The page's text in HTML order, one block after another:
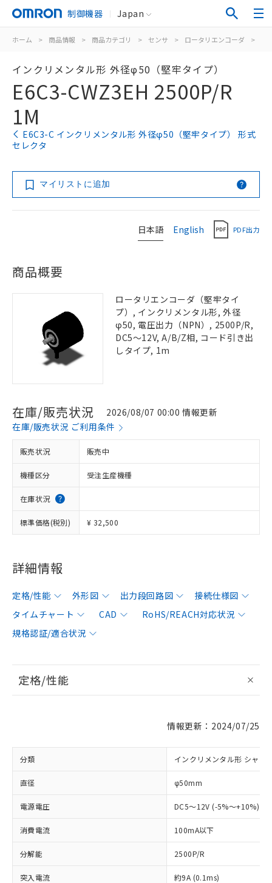
制御機器 Japan
ホーム > 商品情報 > 商品カテゴリ > センサ > ロータリエンコーダ >
インクリメンタル形 外径φ50（堅牢タイプ）
E6C3-CWZ3EH 2500P/R
1M
E6C3-C インクリメンタル形 外径φ50（堅牢タイプ） 形式
セレクタ
マイリストに追加
日本語 English PDF出力
商品概要
ロータリエンコーダ（堅牢タイ
プ）, インクリメンタル形, 外径
φ50, 電圧出力（NPN）, 2500P/R,
DC5～12V, A/B/Z相, コード引き出
しタイプ, 1m
在庫/販売状況
2026/08/07 00:00 情報更新
在庫/販売状況 ご利用条件
販売状況 販売中
機種区分 受注生産機種
在庫状況
標準価格(税別) ¥ 32,500
詳細情報
定格/性能 外形図 出力段回路図
接続仕様図
タイムチャート
CAD
RoHS/REACH対応状況
規格認証/適合状況
定格/性能
情報更新：2024/07/25
分類 インクリメンタル形 シャフ
直径 φ50mm
電源電圧 DC5～12V (-5%～+10%)
消費電流 100mA以下
分解能 2500P/R
突入電流 約9A (0.1ms)